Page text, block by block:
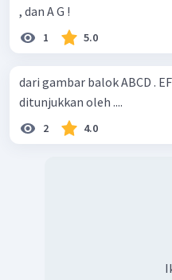
, dan A G !
1 5.0
dari gambar balok ABCD .
ditunjukkan oleh ....
2 4.0